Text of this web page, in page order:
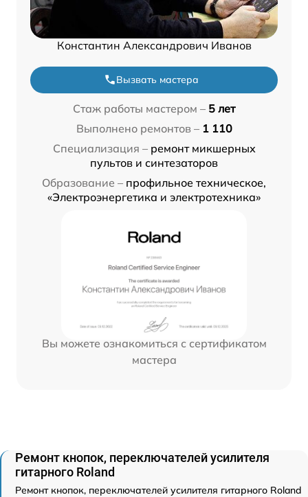
Константин Александрович Иванов
Вызвать мастера
Стаж работы мастером – 5 лет
Выполнено ремонтов – 1 110
Специализация – ремонт микшерных
пультов и синтезаторов
Образование – профильное техническое,
«Электроэнергетика и электротехника»
Вы можете ознакомиться с сертификатом
мастера
Ремонт кнопок, переключателей усилителя
гитарного Roland
Ремонт кнопок, переключателей усилителя гитарного Roland